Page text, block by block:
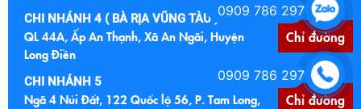
CHI NHÁNH 4 ( BÀ RỊA VŨNG TÀU )
QL 44A, Ấp An Thạnh, Xã An Ngãi, Huyện
Long Điền
Chỉ đường
CHI NHÁNH 5
Ngã 4 Núi Đất, 122 Quốc lộ 56, P. Tam Long,
Chỉ đường
0909 786 297
0909 786 297